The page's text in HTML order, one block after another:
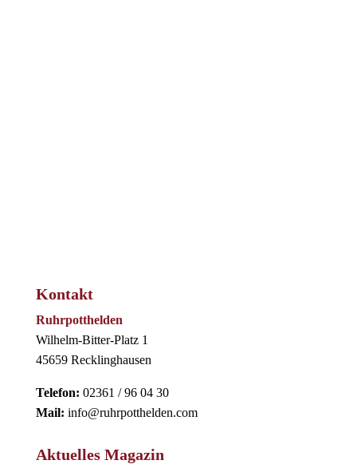
Kontakt
Ruhrpotthelden
Wilhelm-Bitter-Platz 1
45659 Recklinghausen
Telefon: 02361 / 96 04 30
Mail: info@ruhrpotthelden.com
Aktuelles Magazin